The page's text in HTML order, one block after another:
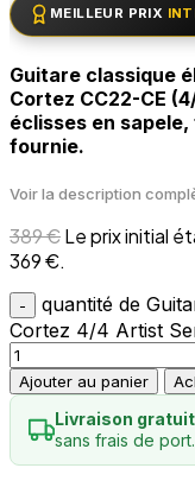
MEILLEUR PRIX
Guitare classique
Cortez CC22-CE
éclisses en
fournie.
Voir la description
389€Le prix initial
369 €.
quantité de
Cortez 4/4 Artist
Ajouter au panier
Livraison
sans frais de port.